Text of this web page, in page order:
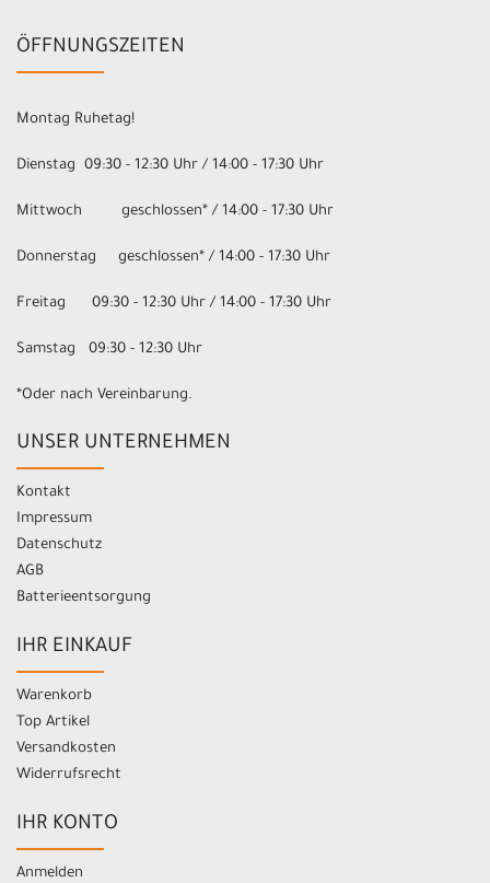
ÖFFNUNGSZEITEN
Montag Ruhetag!
Dienstag 09:30 - 12:30 Uhr / 14:00 - 17:30 Uhr
Mittwoch geschlossen* / 14:00 - 17:30 Uhr
Donnerstag geschlossen* / 14:00 - 17:30 Uhr
Freitag 09:30 - 12:30 Uhr / 14:00 - 17:30 Uhr
Samstag 09:30 - 12:30 Uhr
*Oder nach Vereinbarung.
UNSER UNTERNEHMEN
Kontakt
Impressum
Datenschutz
AGB
Batterieentsorgung
IHR EINKAUF
Warenkorb
Top Artikel
Versandkosten
Widerrufsrecht
IHR KONTO
Anmelden